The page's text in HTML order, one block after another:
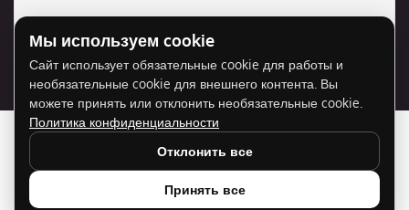
Для отображения карты нужно разрешить
использование cookie для внешнего контента.
Разрешить cookie
Мы используем cookie
Сайт использует обязательные cookie для работы и
необязательные cookie для внешнего контента. Вы
можете принять или отклонить необязательные cookie.
Политика конфиденциальности
Отклонить все
Принять все